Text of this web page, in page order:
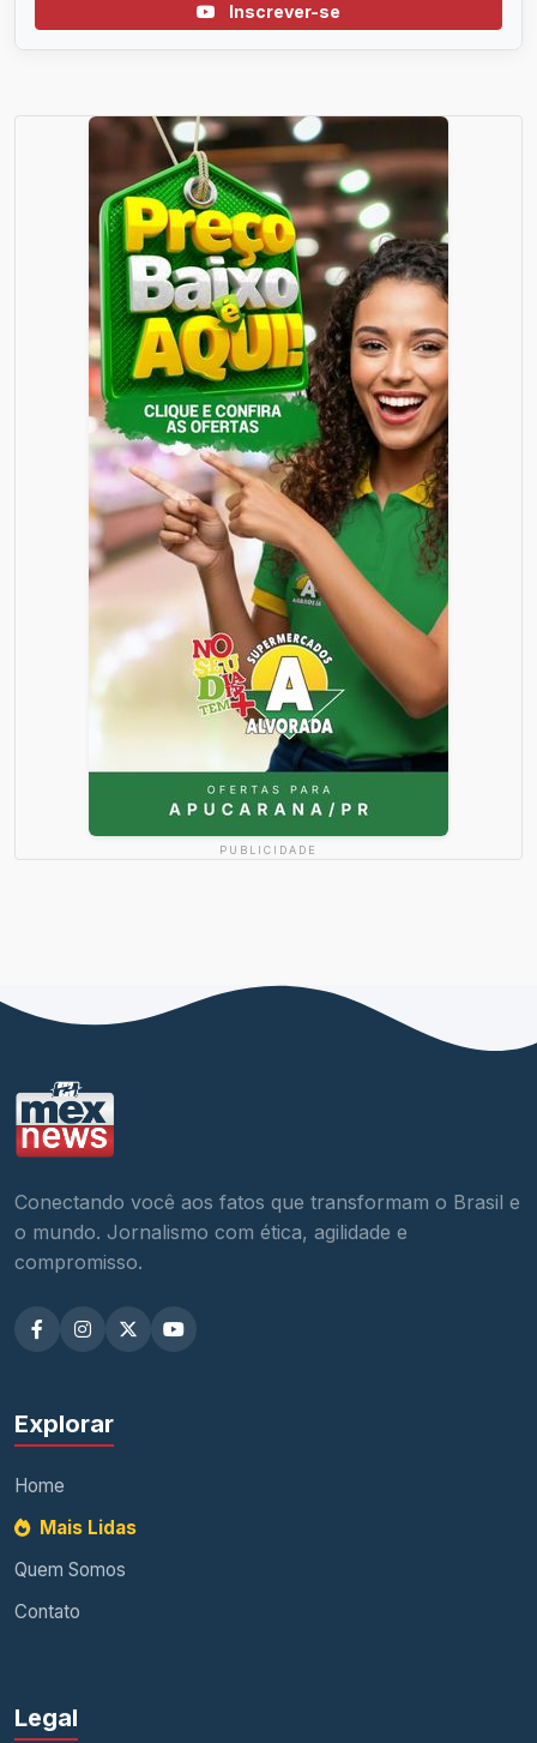
Inscrever-se
PUBLICIDADE
Conectando você aos fatos que transformam o Brasil e
o mundo. Jornalismo com ética, agilidade e
compromisso.
Explorar
Home
Mais Lidas
Quem Somos
Contato
Legal